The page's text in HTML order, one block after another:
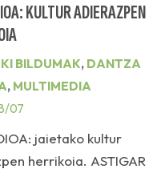
KULTUR ADIERAZPEN
BILDUMAK, DANTZA
, MULTIMEDIA
07
jaietako kultur
herrikoia. ASTIGAR